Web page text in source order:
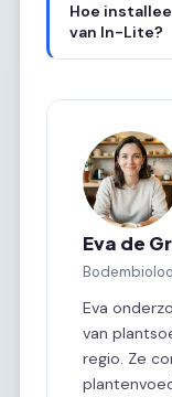
Hoe
van In-Lite?
Eva de
Eva
van
regio. Ze